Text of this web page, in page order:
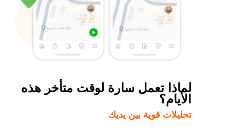
لماذا تعمل سارة لوقت متأخر هذه
الأيام؟
تحليلات قوية بين يديك